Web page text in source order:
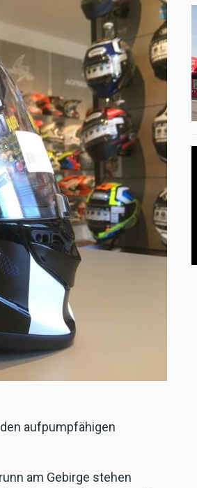
aufpumpfähigen
am Gebirge stehen